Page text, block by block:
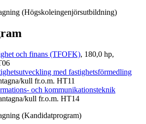
(Högskoleingenjörsutbildning)
och finans (TFOFK), 180,0 hp,
med fastighetsförmedling
kull fr.o.m. HT11
och kommunikationsteknik
kull fr.o.m. HT14
(Kandidatprogram)